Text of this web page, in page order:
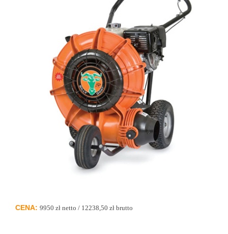
Billy Goat
O Nas
Kontakt
CENA: 9950 zł netto / 12238,50 zł brutto